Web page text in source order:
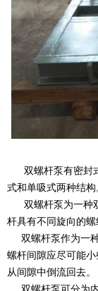
双螺杆泵有密封式
式和单吸式两种结
双螺杆泵为一种双
杆具有不同旋向的
双螺杆泵作为一种
螺杆间隙应尽可能
从间隙中倒流回去。